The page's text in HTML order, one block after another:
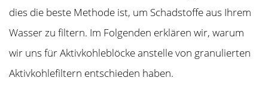
dies die beste Methode ist, um Schadstoffe aus Ihrem
Wasser zu filtern. Im Folgenden erklären wir, warum
wir uns für Aktivkohleblöcke anstelle von granulierten
Aktivkohlefiltern entschieden haben.